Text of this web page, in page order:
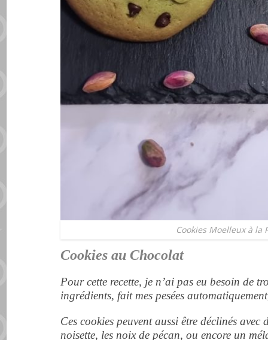
Cookies Moelleux à la
Cookies au Chocolat
Pour cette recette, je n’ai pas eu besoin de
ingrédients, fait mes pesées
Ces cookies peuvent aussi être déclinés avec
noisette, les noix de pécan, ou encore un